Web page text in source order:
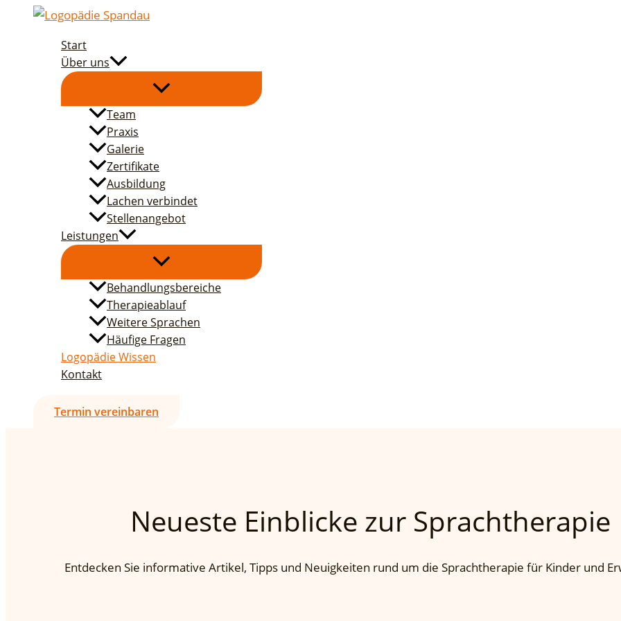
Start
Über uns
Team
Praxis
Galerie
Zertifikate
Ausbildung
Lachen verbindet
Stellenangebot
Leistungen
Behandlungsbereiche
Therapieablauf
Weitere Sprachen
Häufige Fragen
Logopädie Wissen
Kontakt
Termin vereinbaren
Neueste Einblicke zur Sprachtherapie
Entdecken Sie informative Artikel, Tipps und Neuigkeiten rund um die Sprachtherapie für Kinder und